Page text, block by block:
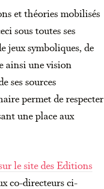
et théories mobilisés
sous toutes ses
jeux symboliques, de
ainsi une vision
ses sources
permet de respecter
une place aux
le site des Editions
co-directeurs ci-